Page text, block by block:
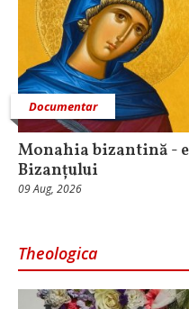
Documentar
Monahia bizantină -
Bizanțului
09 Aug, 2026
Theologica